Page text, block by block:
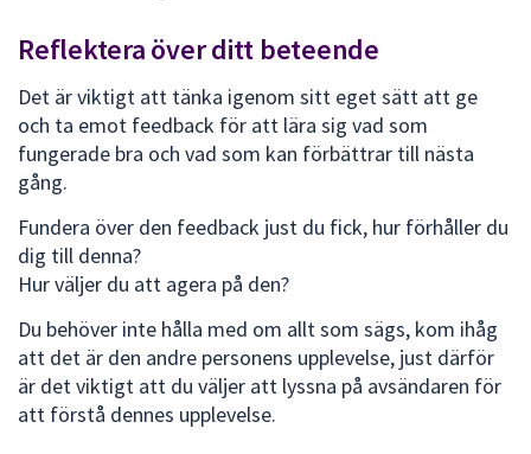
Reflektera över ditt beteende
Det är viktigt att tänka igenom sitt eget sätt att ge
och ta emot feedback för att lära sig vad som
fungerade bra och vad som kan förbättrar till nästa
gång.
Fundera över den feedback just du fick, hur förhåller du
dig till denna?
Hur väljer du att agera på den?
Du behöver inte hålla med om allt som sägs, kom ihåg
att det är den andre personens upplevelse, just därför
är det viktigt att du väljer att lyssna på avsändaren för
att förstå dennes upplevelse.